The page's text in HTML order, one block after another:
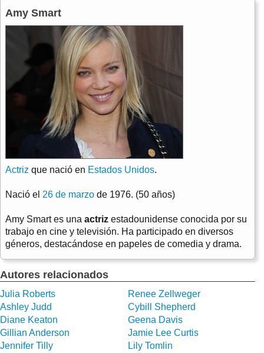
Amy Smart
Actriz que nació en Estados Unidos.
Nació el 26 de marzo de 1976. (50 años)
Amy Smart es una actriz estadounidense conocida por su
trabajo en cine y televisión. Ha participado en diversos
géneros, destacándose en papeles de comedia y drama.
Autores relacionados
Julia Roberts
Renee Zellweger
Ashley Judd
Cybill Shepherd
Diane Keaton
Geena Davis
Gillian Anderson
Jamie Lee Curtis
Jennifer Tilly
Lily Tomlin